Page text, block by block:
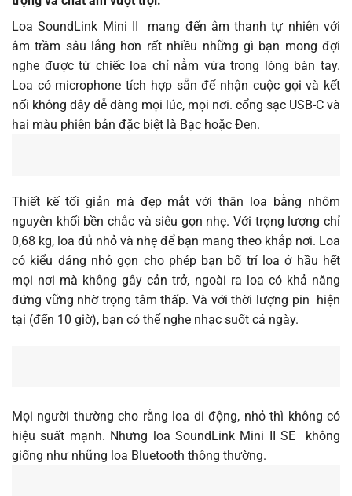
Loa SoundLink Mini II mang đến âm thanh tự nhiên với
âm trầm sâu lắng hơn rất nhiều những gì bạn mong đợi
nghe được từ chiếc loa chỉ nằm vừa trong lòng bàn tay.
Loa có microphone tích hợp sẵn để nhận cuộc gọi và kết
nối không dây dễ dàng mọi lúc, mọi nơi. cổng sạc USB-C và
hai màu phiên bản đặc biệt là Bạc hoặc Đen.
Thiết kế tối giản mà đẹp mắt với thân loa bằng nhôm
nguyên khối bền chắc và siêu gọn nhẹ. Với trọng lượng chỉ
0,68 kg, loa đủ nhỏ và nhẹ để bạn mang theo khắp nơi. Loa
có kiểu dáng nhỏ gọn cho phép bạn bố trí loa ở hầu hết
mọi nơi mà không gây cản trở, ngoài ra loa có khả năng
đứng vững nhờ trọng tâm thấp. Và với thời lượng pin hiện
tại (đến 10 giờ), bạn có thể nghe nhạc suốt cả ngày.
Mọi người thường cho rằng loa di động, nhỏ thì không có
hiệu suất mạnh. Nhưng loa SoundLink Mini II SE không
giống như những loa Bluetooth thông thường.